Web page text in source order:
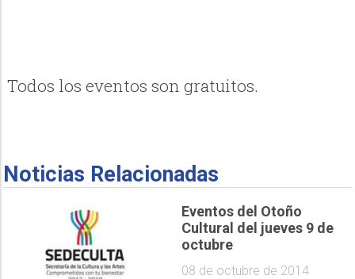
Todos los eventos son gratuitos.
Noticias Relacionadas
Eventos del Otoño
Cultural del jueves 9 de
octubre
08 de octubre de 2014